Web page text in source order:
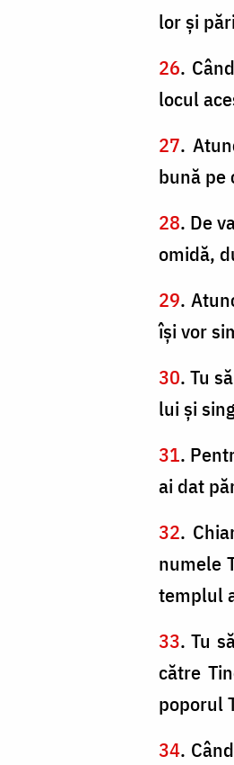
lor şi
26.
locul
27.
bună pe
28. De
omidă,
29.
îşi vor
30. Tu
lui şi
31.
ai dat
32.
numele
templul
33. Tu
către
poporul
34.